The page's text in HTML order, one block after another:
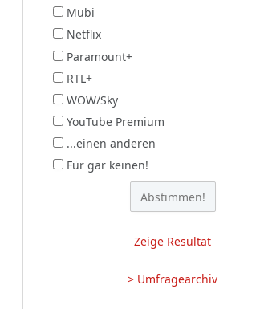
Mubi
Netflix
Paramount+
RTL+
WOW/Sky
YouTube Premium
...einen anderen
Für gar keinen!
Zeige Resultat
> Umfragearchiv